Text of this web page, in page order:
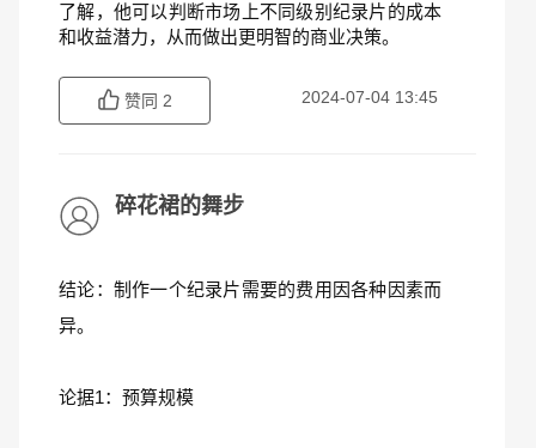
了解，他可以判断市场上不同级别纪录片的成本
和收益潜力，从而做出更明智的商业决策。
赞同 2 2024-07-04 13:45
碎花裙的舞步
结论：制作一个纪录片需要的费用因各种因素而
异。
论据1：预算规模